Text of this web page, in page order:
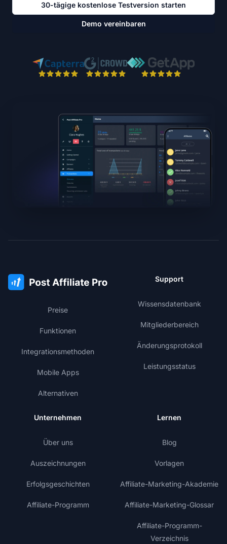
30-tägige kostenlose Testversion starten
Demo vereinbaren
Preise
Funktionen
Integrationsmethoden
Mobile Apps
Alternativen
Support
Wissensdatenbank
Mitgliederbereich
Änderungsprotokoll
Leistungsstatus
Unternehmen
Über uns
Auszeichnungen
Erfolgsgeschichten
Affiliate-Programm
Lernen
Blog
Vorlagen
Affiliate-Marketing-Akademie
Affiliate-Marketing-Glossar
Affiliate-Programm-
Verzeichnis